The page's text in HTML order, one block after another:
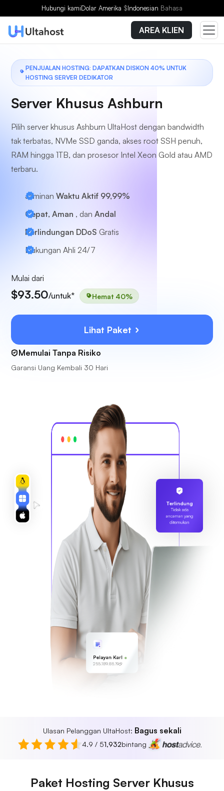
Hubungi kamiDolar Amerika $Indonesian Bahasa
AREA KLIEN
PENJUALAN HOSTING: DAPATKAN DISKON 40% UNTUK
HOSTING SERVER DEDIKATOR
Server Khusus Ashburn
Pilih server khusus Ashburn UltaHost dengan bandwidth
tak terbatas, NVMe SSD ganda, akses root SSH penuh,
RAM hingga 1TB, dan prosesor Intel Xeon Gold atau AMD
terbaru.
Jaminan Waktu Aktif 99,99%
Cepat, Aman , dan Andal
Perlindungan DDoS Gratis
Dukungan Ahli 24/7
Mulai dari
$93.50/untuk* Hemat 40%
Lihat Paket
Memulai Tanpa Risiko
Garansi Uang Kembali 30 Hari
Terlindung
Tidak ada
ancaman yang
ditemukan
Pelayan Karl
255.189.85.19
Ulasan Pelanggan UltaHost: Bagus sekali
4.9 / 51,932bintang
Paket Hosting Server Khusus